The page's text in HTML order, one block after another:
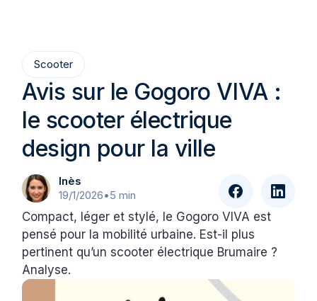
Scooter
Avis sur le Gogoro VIVA :
le scooter électrique
design pour la ville
Inès
19/1/2026•5 min
Compact, léger et stylé, le Gogoro VIVA est
pensé pour la mobilité urbaine. Est-il plus
pertinent qu’un scooter électrique Brumaire ?
Analyse.